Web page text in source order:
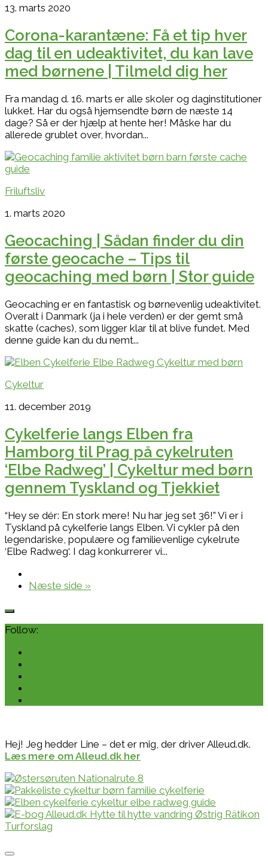
13. marts 2020
Corona-karantæne: Få et tip hver
dag til en udeaktivitet, du kan lave
med børnene | Tilmeld dig her
Fra mandag d. 16. marts er alle skoler og daginstitutioner
lukket. Har du også hjemsendte børn de næste 14
dage? Så er der hjælp at hente her! Måske har du
allerede grublet over, hvordan...
Friluftsliv
1. marts 2020
Geocaching | Sådan finder du din
første geocache – Tips til
geocaching med børn | Stor guide
Geocaching er en fantastisk og børnevenlig udeaktivitet.
Overalt i Danmark (ja i hele verden) er der gemt små
skatte (caches), som ligger klar til at blive fundet. Med
denne guide kan du du nemt...
Cykeltur
11. december 2019
Cykelferie langs Elben fra
Hamborg til Prag på cykelruten
‘Elbe Radweg’ | Cykeltur med børn
gennem Tyskland og Tjekkiet
“Hey se dér: En stork mere! Nu har jeg set 36!” Vi er i
Tyskland på cykelferie langs Elben. Vi cykler på den
legendariske, populære og familievenlige cykelrute
‘Elbe Radweg‘. I dag konkurrerer vi...
Næste side »
Follow:
Hej! Jeg hedder Line – det er mig, der driver Alleud.dk.
Læs mere om Alleud.dk her